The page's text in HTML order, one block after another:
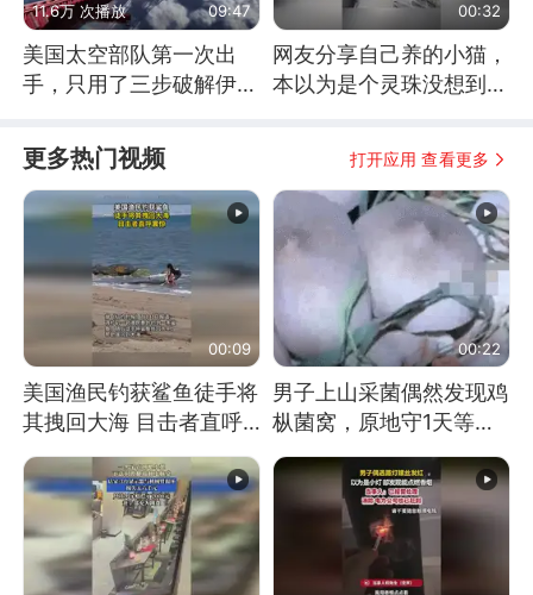
11.6万 次播放 09:47
美国太空部队第一次出
手，只用了三步破解伊朗
00:32
网友分享自己养的小猫，
本以为是个灵珠没想到是
更多热门视频 打开应用 查看更多
00:09
美国渔民钓获鲨鱼徒手将
其拽回大海 目击者直呼
震惊 （视频来源：参考
消息）
00:22
男子上山采菌偶然发现鸡
枞菌窝，原地守1天等它
长大：挖了140多朵